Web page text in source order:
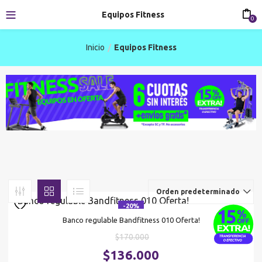
Equipos Fitness 0
Inicio Equipos Fitness
Orden predeterminado
-20%
Banco regulable Bandfitness 010 Oferta!
$170.000El
precio
$136.000